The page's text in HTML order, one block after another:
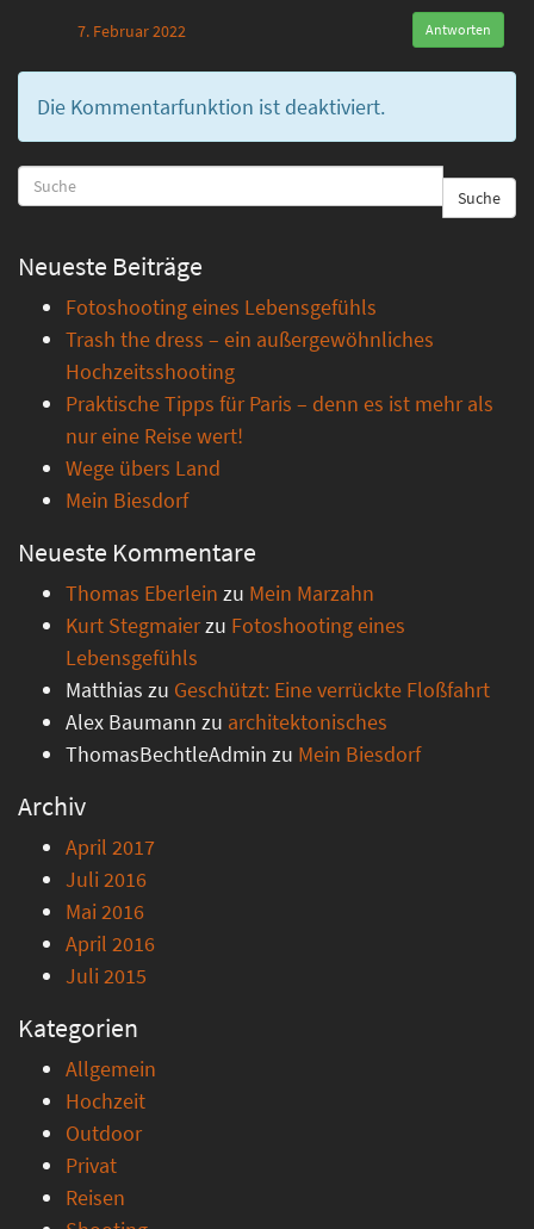
7. Februar 2022 Antworten
Die Kommentarfunktion ist deaktiviert.
Suche
Neueste Beiträge
Fotoshooting eines Lebensgefühls
Trash the dress – ein außergewöhnliches
Hochzeitsshooting
Praktische Tipps für Paris – denn es ist mehr als
nur eine Reise wert!
Wege übers Land
Mein Biesdorf
Neueste Kommentare
Thomas Eberlein zu Mein Marzahn
Kurt Stegmaierzu Fotoshooting eines
Lebensgefühls
Matthias zu Geschützt: Eine verrückte Floßfahrt
Alex Baumann zu architektonisches
ThomasBechtleAdmin zu Mein Biesdorf
Archiv
April 2017
Juli 2016
Mai 2016
April 2016
Juli 2015
Kategorien
Allgemein
Hochzeit
Outdoor
Privat
Reisen